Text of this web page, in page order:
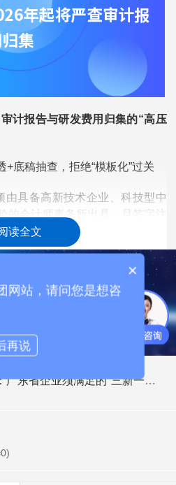
报告与研发费用归集的“高压
稿抽查，拒绝“模板化”过关
具备高新技术企业、科技型中
的会计师事务所出具，且签字注
关项目。
事项段、保留意见或附注表述
。审计说明需清晰列示研发费用
政策一致性。
审专家组有权随机调阅审计工
及银行流水核对表，发现“倒轧调
取消申报资格。
一致”原则，杜绝“大杂烩”
必须与总账、明细账、财务报
统手工编造“申报专用表”。
读全文
须满足的“三新一强”标准与资金支持政策解读
×
网站，请问您是想咨
再说